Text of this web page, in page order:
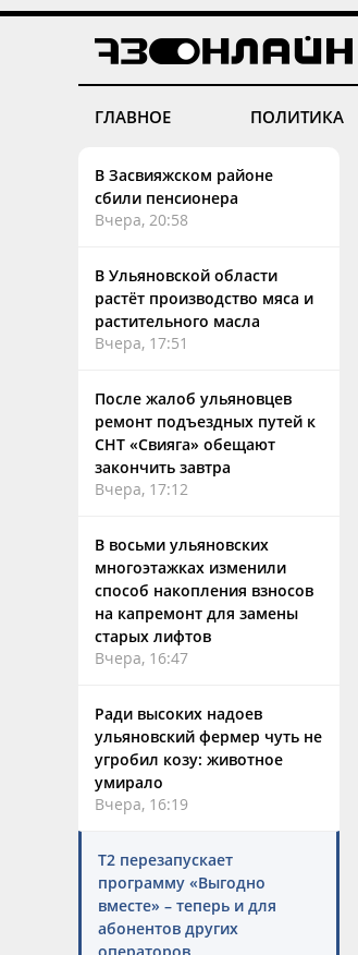
ГЛАВНОЕ ПОЛИТИКА
В Засвияжском районе
сбили пенсионера
Вчера, 20:58
В Ульяновской области
растёт производство мяса и
растительного масла
Вчера, 17:51
После жалоб ульяновцев
ремонт подъездных путей к
СНТ «Свияга» обещают
закончить завтра
Вчера, 17:12
В восьми ульяновских
многоэтажках изменили
способ накопления взносов
на капремонт для замены
старых лифтов
Вчера, 16:47
Ради высоких надоев
ульяновский фермер чуть не
угробил козу: животное
умирало
Вчера, 16:19
Т2 перезапускает
программу «Выгодно
вместе» – теперь и для
абонентов других